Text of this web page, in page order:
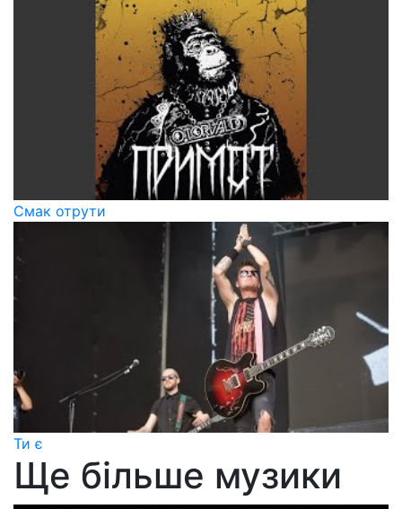
Смак отрути
Ти є
Ще більше музики